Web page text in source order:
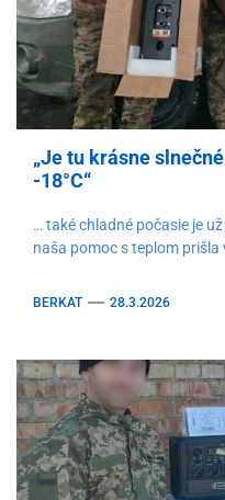
„Je tu krásne
-18°C“
… také chladné počasie je
naša pomoc s teplom
BERKAT 28.3.2026